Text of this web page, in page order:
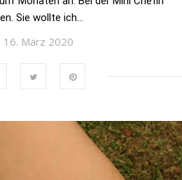
Sie wollte ich…
16. März 2020